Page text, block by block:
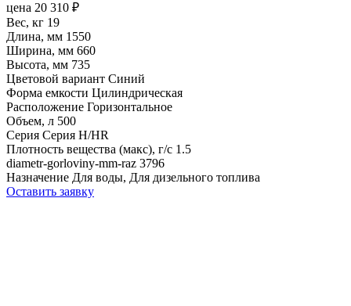
цена 20 310 ₽
Вес, кг 19
Длина, мм 1550
Ширина, мм 660
Высота, мм 735
Цветовой вариант Синий
Форма емкости Цилиндрическая
Расположение Горизонтальное
Объем, л 500
Серия Серия H/HR
Плотность вещества (макс), г/с 1.5
diametr-gorloviny-mm-raz 3796
Назначение Для воды, Для дизельного топлива
Оставить заявку